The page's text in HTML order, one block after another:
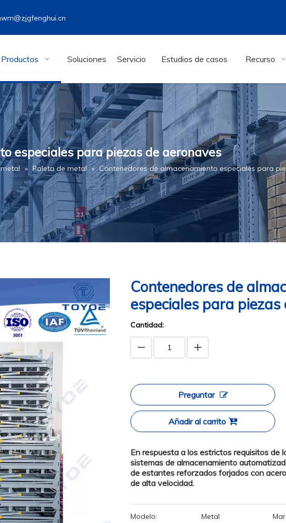
Productos Soluciones Servicio Estudios de casos Recurso
especiales para piezas de aeronaves
» Paleta de metal » Contenedores de almacenamiento especiales para
Contenedores de
especiales para
Cantidad:
Preguntar
Añadir al carrito
En respuesta a los estrictos requisitos de
sistemas de almacenamiento
de estantes reforzados forjados con
de alta velocidad.
Modelo: Metal